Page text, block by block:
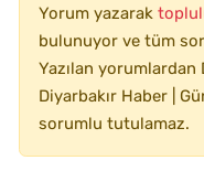
Yorum yazarak
bulunuyor ve tüm
Yazılan yorumlardan
Diyarbakır Haber |
sorumlu tutulamaz.